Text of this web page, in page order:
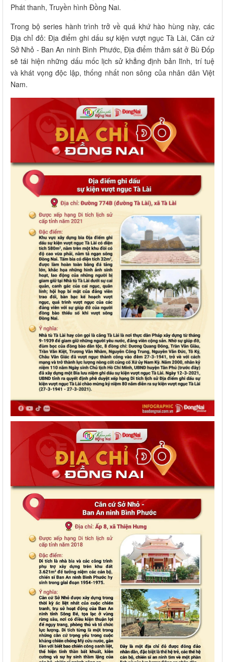
Phát thanh, Truyền hình Đồng Nai.
Trong bộ series hành trình trở về quá khứ hào hùng này, các
Địa chỉ đỏ: Địa điểm ghi dấu sự kiện vượt ngục Tà Lài, Căn cứ
Sở Nhỏ - Ban An ninh Bình Phước, Địa điểm thảm sát ở Bù Đốp
sẽ tái hiện những dấu mốc lịch sử khẳng định bản lĩnh, trí tuệ
và khát vọng độc lập, thống nhất non sông của nhân dân Việt
Nam.